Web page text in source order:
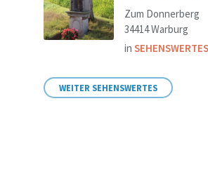
Zum Donnerberg
34414 Warburg
in SEHENSWERTES
WEITER SEHENSWERTES